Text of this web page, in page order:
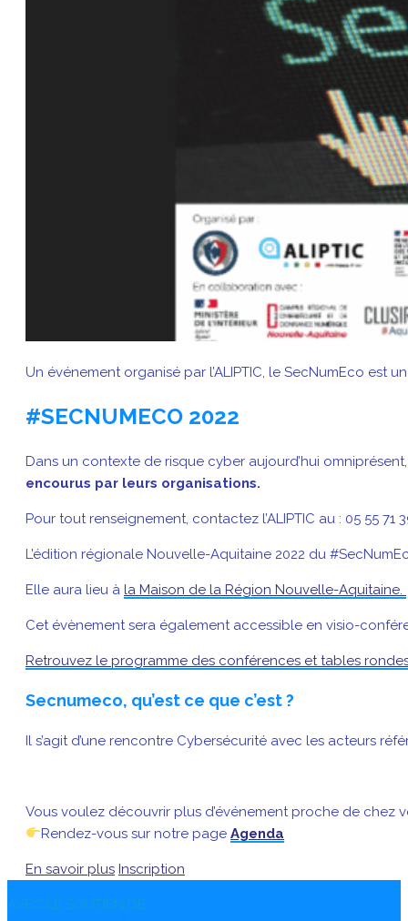
Un événement organisé par l’ALIPTIC, le SecNumEco est
#SECNUMECO 2022
Dans un contexte de risque cyber aujourd’hui
encourus par leurs organisations.
Pour tout renseignement, contactez l’ALIPTIC au : 05 55 71
L’édition régionale Nouvelle-Aquitaine 2022 du
Elle aura lieu à la Maison de la Région Nouvelle-Aquitaine.
Cet évènement sera également accessible en visio-
Retrouvez le programme des conférences et tables
Secnumeco, qu’est ce que c’est ?
Il s’agit d’une rencontre Cybersécurité avec les acteurs
Vous voulez découvrir plus d’événement proche de chez
Rendez-vous sur notre pageAgenda
En savoir plus Inscription
AVEC LE SOUTIEN DE